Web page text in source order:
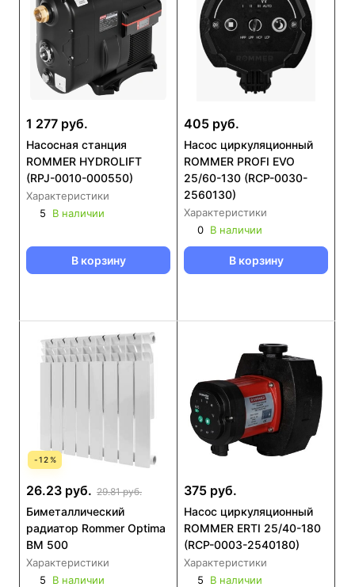
1 277 руб.
Насосная станция
ROMMER HYDROLIFT
(RPJ-0010-000550)
Характеристики
5
В наличии
В корзину
405 руб.
Насос циркуляционный
ROMMER PROFI EVO
25/60-130 (RCP-0030-
2560130)
Характеристики
0 В наличии
В корзину
-12%
26.23 руб. 29.81 руб.
Биметаллический
радиатор Rommer Optima
BM 500
Характеристики
5
В наличии
375 руб.
Насос циркуляционный
ROMMER ERTI 25/40-180
(RCP-0003-2540180)
Характеристики
5
В наличии